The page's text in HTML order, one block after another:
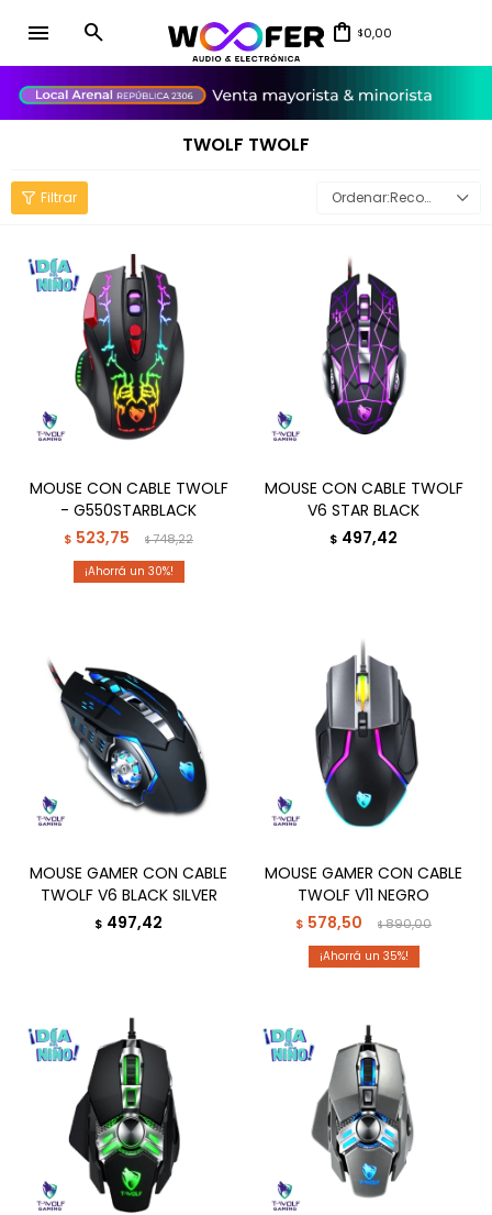
menu $0,00
TWOLF TWOLF
Recomendados
MOUSE CON CABLE TWOLF
- G550STARBLACK
$ 523,75 $748,22
30
MOUSE CON CABLE TWOLF
V6 STAR BLACK
$ 497,42
MOUSE GAMER CON CABLE
TWOLF V6 BLACK SILVER
$ 497,42
MOUSE GAMER CON CABLE
TWOLF V11 NEGRO
$ 578,50 $890,00
35
close